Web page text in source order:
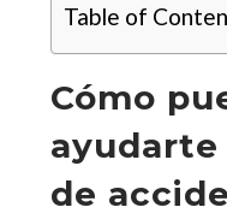
Table of
Cómo
ayudarte
de